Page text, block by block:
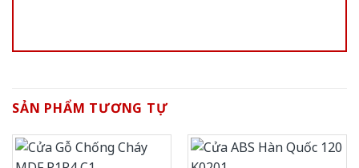
SẢN PHẨM TƯƠNG TỰ